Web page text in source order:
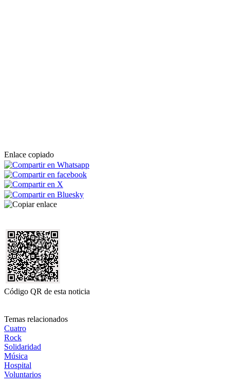
Enlace copiado
Código QR de esta noticia
Temas relacionados
Cuatro
Rock
Solidaridad
Música
Hospital
Voluntarios